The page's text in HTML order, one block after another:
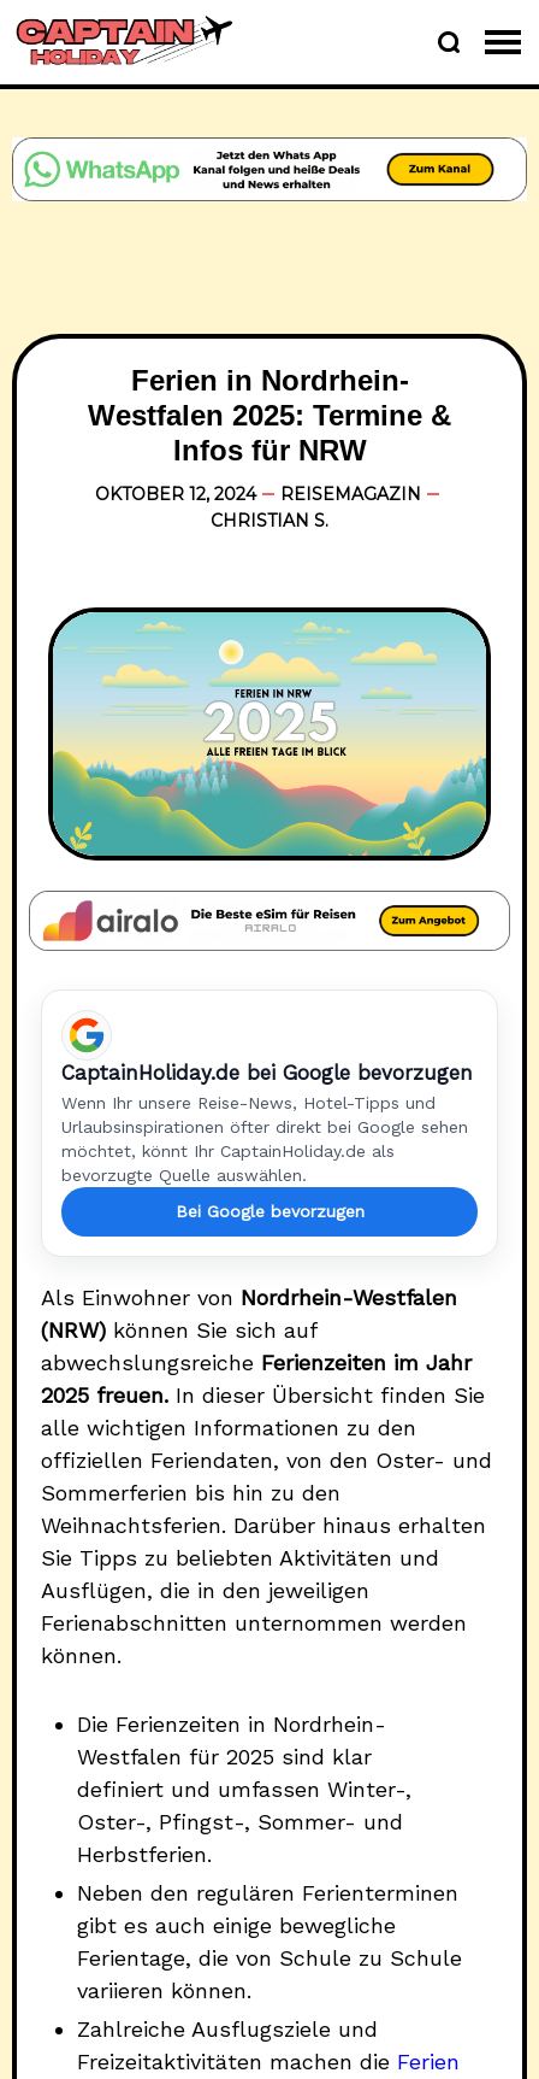
Ferien in Nordrhein-
Westfalen 2025: Termine &
Infos für NRW
OKTOBER 12, 2024
REISEMAGAZIN
CHRISTIAN S.
CaptainHoliday.de bei Google bevorzugen
Wenn Ihr unsere Reise-News, Hotel-Tipps und
Urlaubsinspirationen öfter direkt bei Google sehen
möchtet, könnt Ihr CaptainHoliday.de als
bevorzugte Quelle auswählen.
Bei Google bevorzugen
Als Einwohner von Nordrhein-Westfalen
(NRW) können Sie sich auf
abwechslungsreiche Ferienzeiten im Jahr
2025 freuen. In dieser Übersicht finden Sie
alle wichtigen Informationen zu den
offiziellen Feriendaten, von den Oster- und
Sommerferien bis hin zu den
Weihnachtsferien. Darüber hinaus erhalten
Sie Tipps zu beliebten Aktivitäten und
Ausflügen, die in den jeweiligen
Ferienabschnitten unternommen werden
können.
Die Ferienzeiten in Nordrhein-
Westfalen für 2025 sind klar
definiert und umfassen Winter-,
Oster-, Pfingst-, Sommer- und
Herbstferien.
Neben den regulären Ferienterminen
gibt es auch einige bewegliche
Ferientage, die von Schule zu Schule
variieren können.
Zahlreiche Ausflugsziele und
Freizeitaktivitäten machen die Ferien